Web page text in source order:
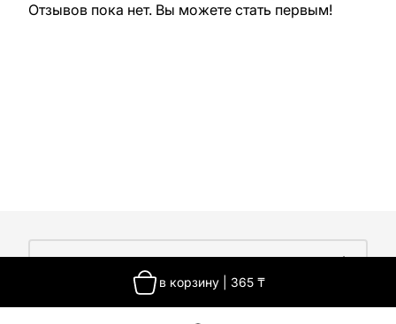
в корзину 365 ₸
Отзывов пока нет. Вы можете стать первым!
О компании
Работа у нас
Покупателям